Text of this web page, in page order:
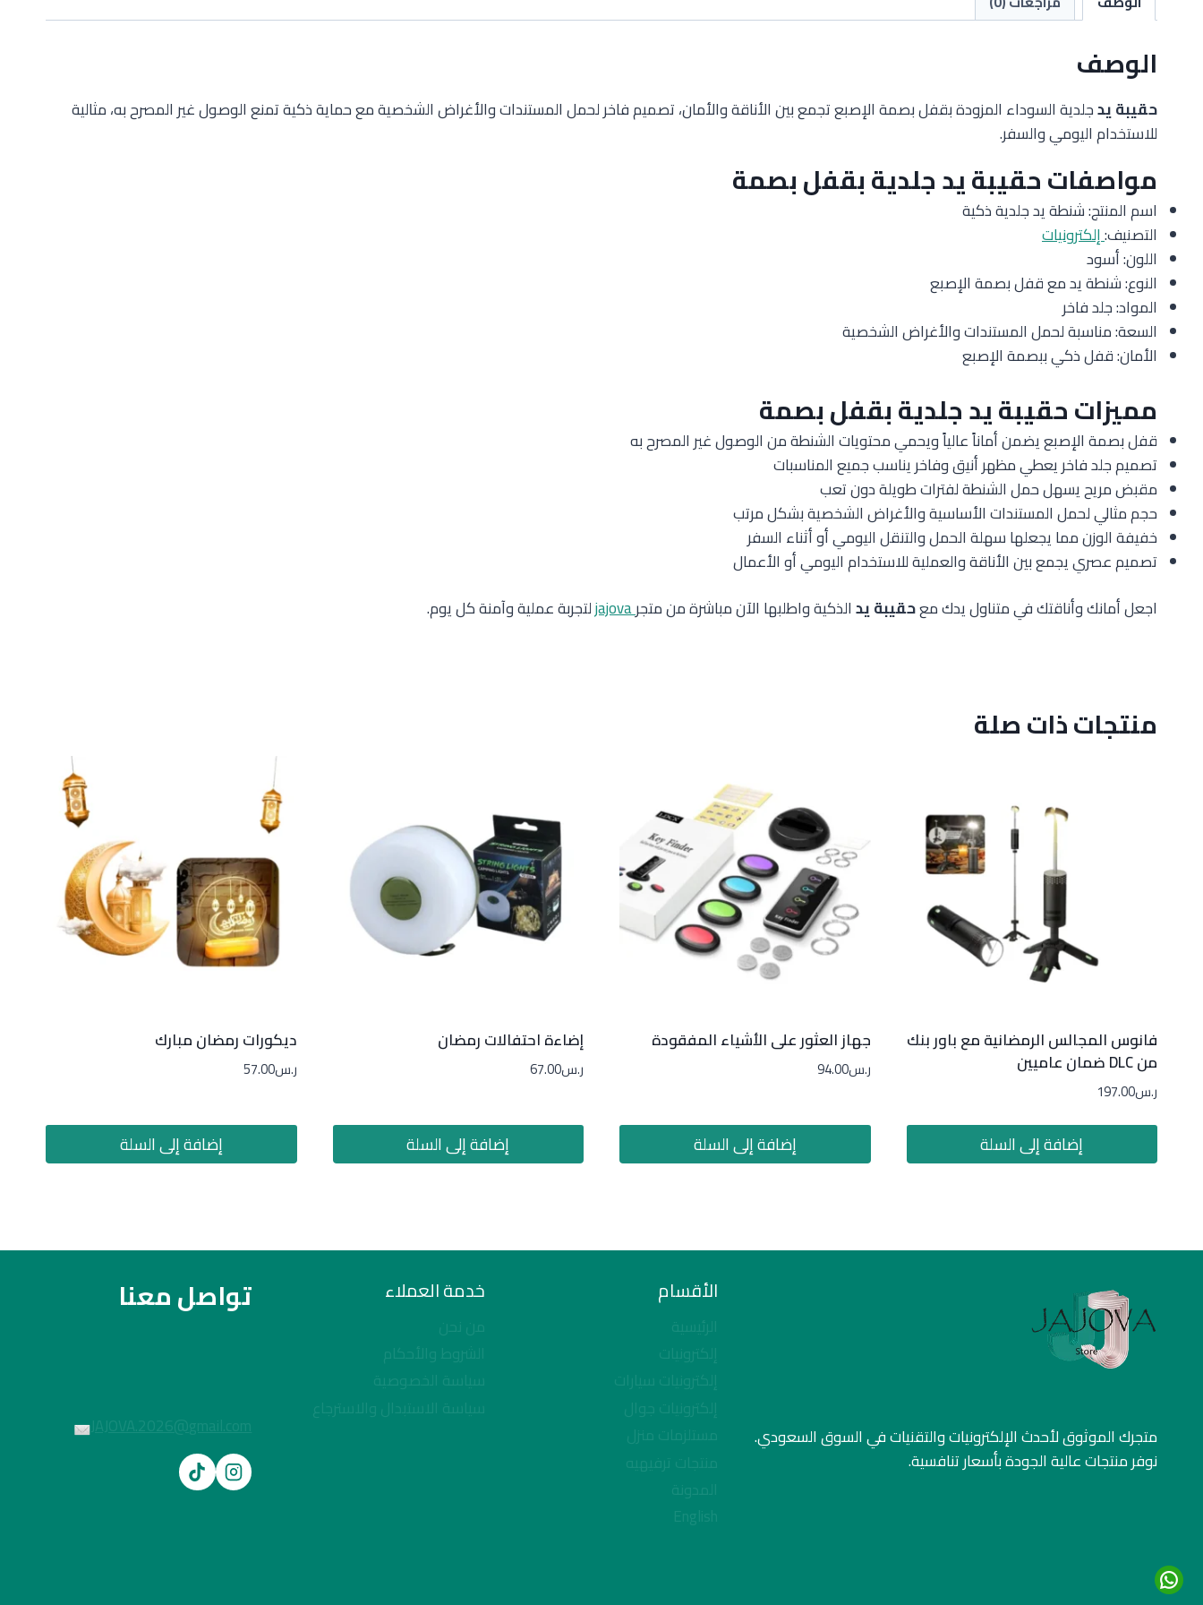
الوصف
حقيبة يدجلدية السوداء المزودة بقفل بصمة الإصبع تجمع بين الأناقة والأمان، تصميم فاخر لحمل المستندات والأغراض الشخصية مع حماية ذكية تمنع الوصول غير المصرح به، مثالية
للاستخدام اليومي والسفر.
مواصفات حقيبة يد جلدية بقفل بصمة
اسم المنتج: شنطة يد جلدية ذكية
التصنيف:إلكترونيات
اللون: أسود
النوع: شنطة يد مع قفل بصمة الإصبع
المواد: جلد فاخر
السعة: مناسبة لحمل المستندات والأغراض الشخصية
الأمان: قفل ذكي ببصمة الإصبع
مميزات حقيبة يد جلدية بقفل بصمة
قفل بصمة الإصبع يضمن أماناً عالياً ويحمي محتويات الشنطة من الوصول غير المصرح به
تصميم جلد فاخر يعطي مظهر أنيق وفاخر يناسب جميع المناسبات
مقبض مريح يسهل حمل الشنطة لفترات طويلة دون تعب
حجم مثالي لحمل المستندات الأساسية والأغراض الشخصية بشكل مرتب
خفيفة الوزن مما يجعلها سهلة الحمل والتنقل اليومي أو أثناء السفر
تصميم عصري يجمع بين الأناقة والعملية للاستخدام اليومي أو الأعمال
اجعل أمانك وأناقتك في متناول يدك معحقيبة يدالذكية واطلبها الآن مباشرة من متجرjajovaلتجربة عملية وآمنة كل يوم.
منتجات ذات صلة
فانوس المجالس الرمضانية مع باور بنك
من DLC ضمان عاميين
ر.س197.00
إضافة إلى السلة
جهاز العثور على الأشياء المفقودة
ر.س94.00
إضافة إلى السلة
إضاءة احتفالات رمضان
ر.س67.00
إضافة إلى السلة
ديكورات رمضان مبارك
ر.س57.00
إضافة إلى السلة
متجرك الموثوق لأحدث الإلكترونيات والتقنيات في السوق السعودي.
نوفر منتجات عالية الجودة بأسعار تنافسية.
الأقسام
الرئيسية
إلكترونيات
إلكترونيات سيارات
إلكترونيات جوال
مستلزمات منزل
منتجات ترفيهيه
المدونة
English
خدمة العملاء
من نحن
الشروط والأحكام
سياسة الخصوصية
سياسة الاستبدال والاسترجاع
تواصل معنا
JAJOVA.2026@gmail.com